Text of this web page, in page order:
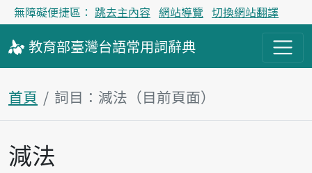
無障礙便捷區： 跳去主內容 網站導覽 切換網站翻譯
教育部臺灣台語常用詞辭典
首頁 詞目：減法（目前頁面）
主內容區塊
減法